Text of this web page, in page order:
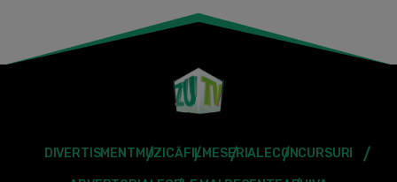
DIVERTISMENT MUZICĂFILMESERIALECONCURSURI